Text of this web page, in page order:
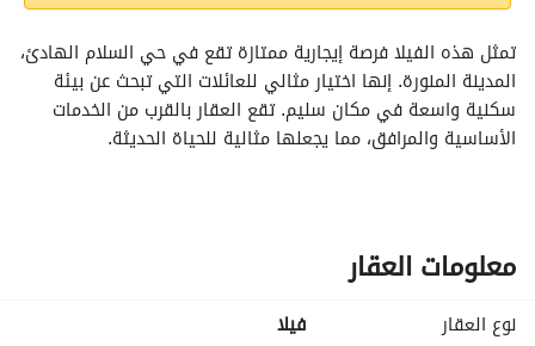
الأساسية والمرافق، مما يجعلها مثالية للحياة الحديثة.
- للإيجار
- الموقع: السلام، المدينة المنورة
- مفروشة: لا
- المساحة الكلية: غير محددة
معلومات العقار
نوع العقار
فیلا